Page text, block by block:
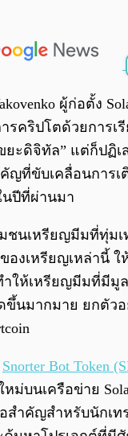
ผู้ก่อตั้ง
รคริปโตด้วยการเ
ยะดิจิทัล” แต่ก็ปฏิเ
ที่ขับเคลื่อนการเติ
นปีที่ผ่านมา
ชนเหรียญมีมที่ทุ่ม
งเหรียญเหล่านี้ ใ
ให้เหรียญมีมที่มีมู
นมากมาย ยกตัวอ
Snorter Bot Token
หม่บนเครือข่าย
สำคัญสำหรับนักเท